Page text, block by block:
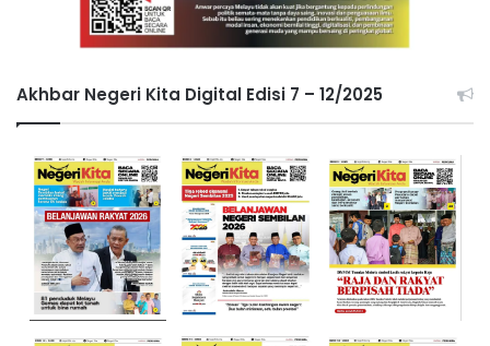
Akhbar Negeri Kita Digital Edisi 7 – 12/2025